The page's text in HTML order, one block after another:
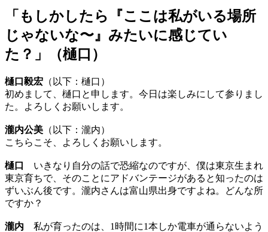
「もしかしたら『ここは私がいる場所
じゃないな〜』みたいに感じてい
た？」（樋口）
樋口毅宏 （以下：樋口）
初めまして、樋口と申します。今日は楽しみにして参りまし
た。よろしくお願いします。
瀧内公美 （以下：瀧内）
こちらこそ、よろしくお願いします。
樋口
いきなり自分の話で恐縮なのですが、僕は東京生まれ
東京育ちで、そのことにアドバンテージがあると知ったのは
ずいぶん後です。瀧内さんは富山県出身ですよね。どんな所
ですか？
瀧内 私が育ったのは、1時間に1本しか電車が通らないよう